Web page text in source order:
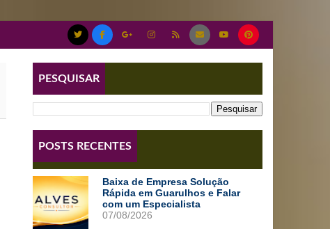
PESQUISAR
POSTS RECENTES
Baixa de Empresa Solução
Rápida em Guarulhos e Falar
com um Especialista
07/08/2026